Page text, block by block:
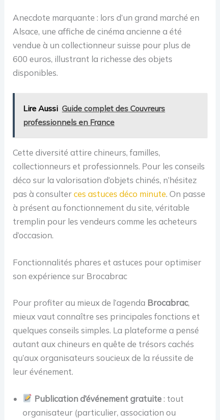
Anecdote marquante : lors d’un grand marché en
Alsace, une affiche de cinéma ancienne a été
vendue à un collectionneur suisse pour plus de
600 euros, illustrant la richesse des objets
disponibles.
Lire Aussi Guide complet des Couvreurs
professionnels en France
Cette diversité attire chineurs, familles,
collectionneurs et professionnels. Pour les conseils
déco sur la valorisation d’objets chinés, n’hésitez
pas à consulterces astuces déco minute. On passe
à présent au fonctionnement du site, véritable
tremplin pour les vendeurs comme les acheteurs
d’occasion.
Fonctionnalités phares et astuces pour optimiser
son expérience sur Brocabrac
Pour profiter au mieux de l’agenda Brocabrac,
mieux vaut connaître ses principales fonctions et
quelques conseils simples. La plateforme a pensé
autant aux chineurs en quête de trésors cachés
qu’aux organisateurs soucieux de la réussite de
leur événement.
Publication d’événement gratuite: tout
organisateur (particulier, association ou